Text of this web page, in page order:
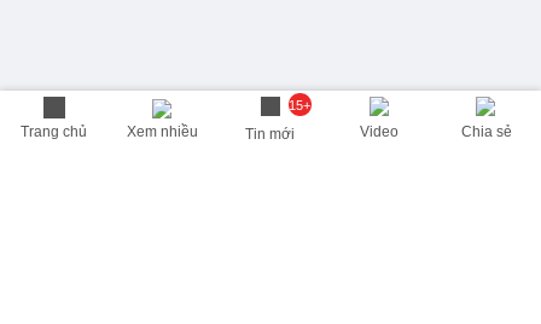
Trang chủ Xem nhiều
15+
Tin mới Video Chia sẻ